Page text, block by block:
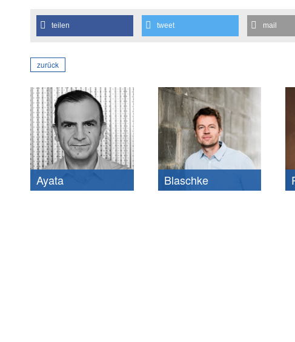
teilen tweet mail
zurück
Ayata Blaschke